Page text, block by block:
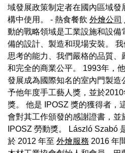
域發展政策制定者在國內區域
構中使用。 - 熱食餐飲 外燴公司
動的戰略領域是工業設施和設備
備的設計、製造和現場安裝。
思考的能力、我們嚴格的品質
和完全的商業公平。 1993年，
發展成為國際知名的室內門製造
予他年度手工藝人獎，並於
獎。 他是 IPOSZ 獎的獲得者，
會對其工作頒發的感謝證書，並
IPOSZ 勞動獎。 László Szabó
於 2012 年至 外燴服務 2016 年